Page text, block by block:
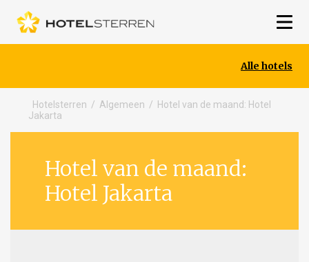
Alle hotels
Hotelsterren / Algemeen / Hotel van de maand: Hotel
Jakarta
Hotel van de maand:
Hotel Jakarta